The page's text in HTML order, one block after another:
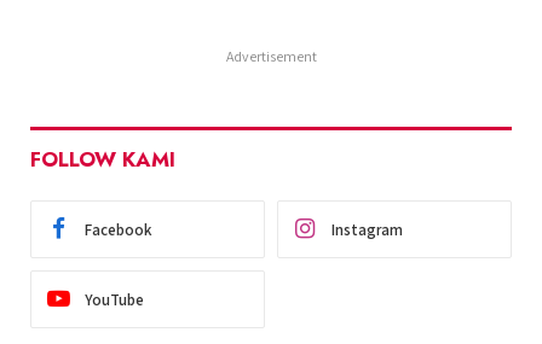
Advertisement
FOLLOW KAMI
Facebook Instagram
YouTube